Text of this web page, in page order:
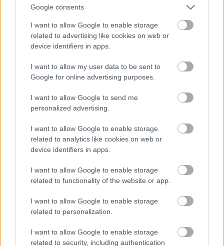
Google consents
I want to allow Google to enable storage
related to advertising like cookies on web or
device identifiers in apps.
I want to allow my user data to be sent to
Google for online advertising purposes.
I want to allow Google to send me
personalized advertising.
I want to allow Google to enable storage
related to analytics like cookies on web or
device identifiers in apps.
I want to allow Google to enable storage
related to functionality of the website or app.
I want to allow Google to enable storage
related to personalization.
I want to allow Google to enable storage
related to security, including authentication
δοκιμάσεις δροσερή σαλάτα με glass noodles,
γαρίδες, κόλιανδρο και lime, μαριναρισμένο κιμά
και ελαφριά βιετναμέζικη σως, Red Curry by
μαγειρεύονται στο γάλα καρύδας και
συνοδεύονται από λαχανικά και φυσικά εξαιρετικό
Pad Thai, το παραδοσιακό ταϋλανδέζικο πιάτο
που καίει καρδιές. Λογαριασμός στα 30-35€ το
άτομο, με κοκτέιλ.
Sky Bar 360°
Λεωφ. Ποσειδώνος 72, Παλαιό Φάληρο, τηλ:21